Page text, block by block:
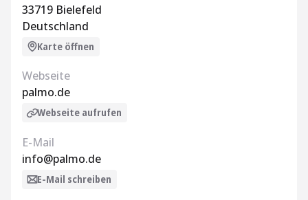
33719 Bielefeld
Deutschland
Karte öffnen
Webseite
palmo.de
Webseite aufrufen
E-Mail
info@palmo.de
E-Mail schreiben